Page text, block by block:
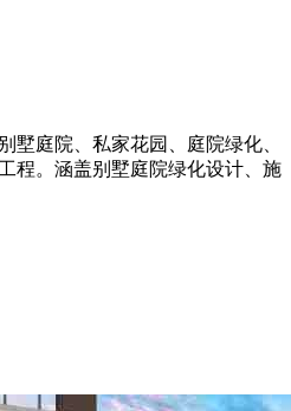
墅庭院、私家花园、庭院绿化、
程。涵盖别墅庭院绿化设计、施